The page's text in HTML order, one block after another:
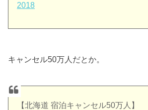
2018
キャンセル50万人だとか。
【北海道 宿泊キャンセル50万人】